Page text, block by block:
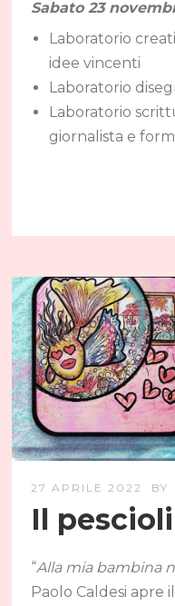
Sabato 23
Laboratorio
idee vincenti
Laboratorio
Laboratorio
giornalista e
27 APRILE 2022 BY
Il
“Alla mia bambina
Paolo Caldesi apre